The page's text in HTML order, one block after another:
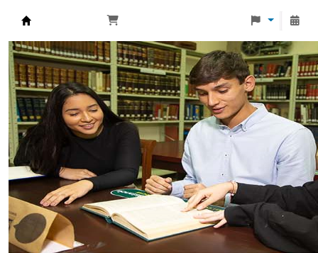
Biblioteca Universidad Monteávila